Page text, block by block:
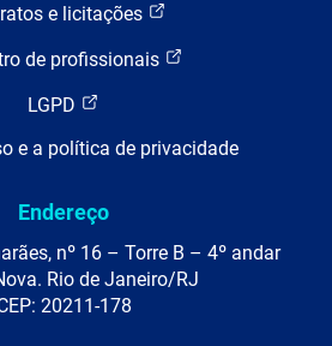
e licitações
de profissionais
LGPD
e a política de privacidade
Endereço
nº 16 – Torre B – 4º andar
Rio de Janeiro/RJ
20211-178